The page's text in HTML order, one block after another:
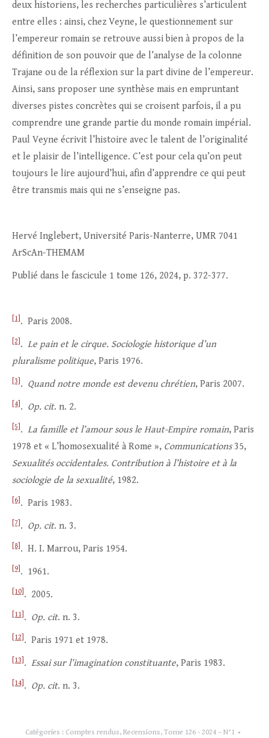
deux historiens, les recherches particulières s’articulent
entre elles : ainsi, chez Veyne, le questionnement sur
l’empereur romain se retrouve aussi bien à propos de la
définition de son pouvoir que de l’analyse de la colonne
Trajane ou de la réflexion sur la part divine de l’empereur.
Ainsi, sans proposer une synthèse mais en empruntant
diverses pistes concrètes qui se croisent parfois, il a pu
comprendre une grande partie du monde romain impérial.
Paul Veyne écrivit l’histoire avec le talent de l’originalité
et le plaisir de l’intelligence. C’est pour cela qu’on peut
toujours le lire aujourd’hui, afin d’apprendre ce qui peut
être transmis mais qui ne s’enseigne pas.
Hervé Inglebert, Université Paris-Nanterre, UMR 7041
ArScAn-THEMAM
Publié dans le fascicule 1 tome 126, 2024, p. 372-377.
[1] . Paris 2008.
[2] . Le pain et le cirque. Sociologie historique d’un
pluralisme politique, Paris 1976.
[3] . Quand notre monde est devenu chrétien, Paris 2007.
[4] . Op. cit. n. 2.
[5] . La famille et l’amour sous le Haut-Empire romain, Paris
1978 et « L’homosexualité à Rome », Communications35,
Sexualités occidentales. Contribution à l’histoire et à la
sociologie de la sexualité, 1982.
[6] . Paris 1983.
[7] . Op. cit. n. 3.
[8] . H. I. Marrou, Paris 1954.
[9] . 1961.
[10] . 2005.
[11] . Op. cit. n. 3.
[12] . Paris 1971 et 1978.
[13] . Essai sur l’imagination constituante, Paris 1983.
[14] . Op. cit. n. 3.
Catégories : Comptes rendus, Recensions, Tome 126 - 2024 – N°1